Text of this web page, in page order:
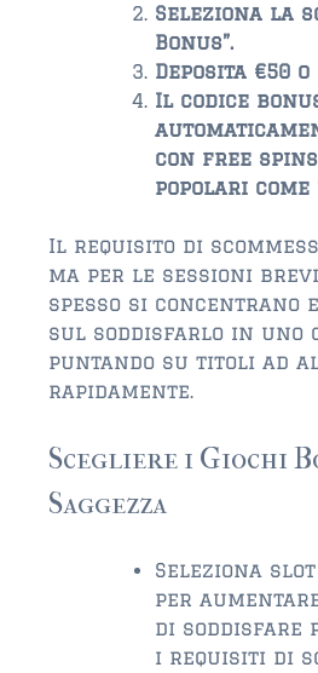
Seleziona la
Bonus”.
Deposita €50 o
Il codice
con free
popolari come
Il requisito di
ma per le sessioni
spesso si concentrano
sul soddisfarlo in uno
puntando su titoli ad
rapidamente.
Scegliere i Giochi
Saggezza
Seleziona slot
per
di soddisfare
i requisiti di